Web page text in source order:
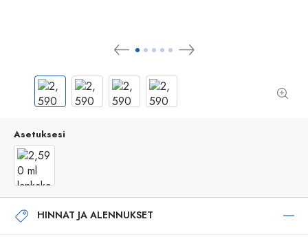
Asetuksesi
HINNAT JA ALENNUKSET